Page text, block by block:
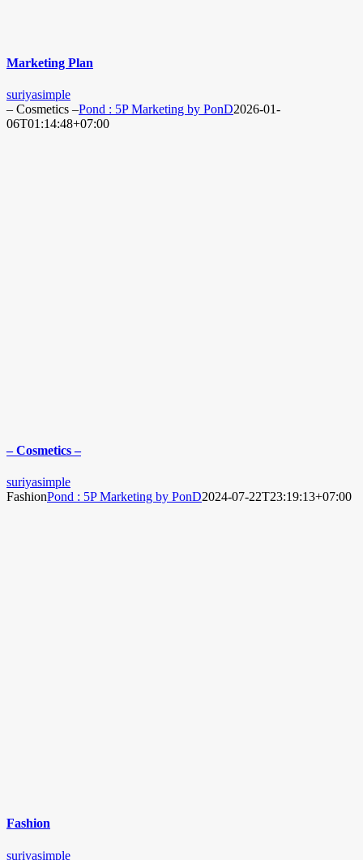
Marketing Plan
suriyasimple
– Cosmetics –Pond : 5P Marketing by PonD2026-01-
06T01:14:48+07:00
– Cosmetics –
suriyasimple
FashionPond : 5P Marketing by PonD2024-07-22T23:19:13+07:00
Fashion
suriyasimple